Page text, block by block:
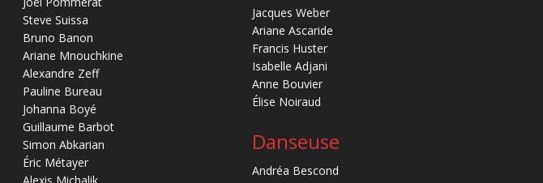
Steve Suissa
Bruno Banon
Ariane Mnouchkine
Alexandre Zeff
Pauline Bureau
Johanna Boyé
Guillaume Barbot
Simon Abkarian
Éric Métayer
Jacques Weber
Ariane Ascaride
Francis Huster
Isabelle Adjani
Anne Bouvier
Élise Noiraud
Danseuse
Andréa Bescond